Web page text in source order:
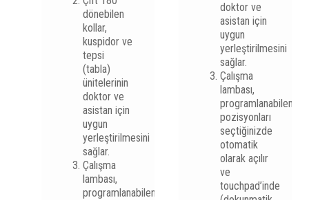
dönebilen
kollar,
kuspidor ve
tepsi
(tabla)
ünitelerinin
doktor ve
asistan için
uygun
yerleştirilmesini
sağlar.
Çalışma
lambası,
programlanabilen
doktor ve
asistan için
uygun
yerleştirilmesini
sağlar.
Çalışma
lambası,
programlanabilen
pozisyonları
seçtiğinizde
otomatik
olarak açılır
ve
touchpad’inde